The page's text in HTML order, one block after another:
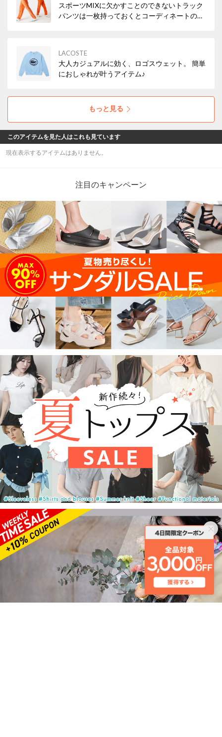
スポーツMIXに欠かすことのできないトラック
パンツは一枚持っておくとコーディネートの幅
LACOSTE
大人カジュアルに効く、ロゴスウェット。 簡単
におしゃれが叶うアイテム♪
もっと見る
このアイテムを見た人はこれも見ています
現在表示するアイテムはありません。
注目のキャンペーン